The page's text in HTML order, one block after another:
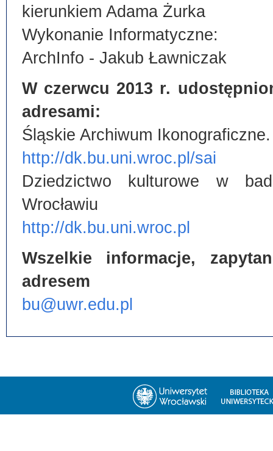
kierunkiem Adama Żurka
Wykonanie Informatyczne:
ArchInfo - Jakub Ławniczak
W czerwcu 2013 r.
adresami:
Śląskie Archiwum Ikonograficzne.
http://dk.bu.uni.wroc.pl/sai
Dziedzictwo kulturowe w
Wrocławiu
http://dk.bu.uni.wroc.pl
Wszelkie informacje,
adresem
bu@uwr.edu.pl